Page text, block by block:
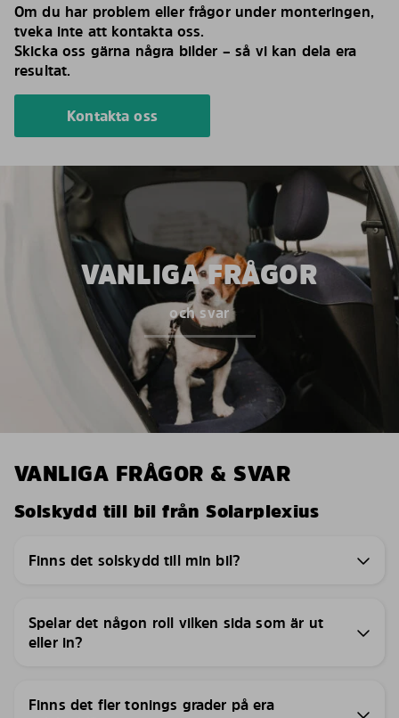
Om du har problem eller frågor under monteringen,
tveka inte att kontakta oss.
Skicka oss gärna några bilder – så vi kan dela era
resultat.
Kontakta oss
VANLIGA FRÅGOR
och svar
VANLIGA FRÅGOR & SVAR
Solskydd till bil från Solarplexius
Finns det solskydd till min bil?
Spelar det någon roll vilken sida som är ut
eller in?
Finns det fler tonings grader på era